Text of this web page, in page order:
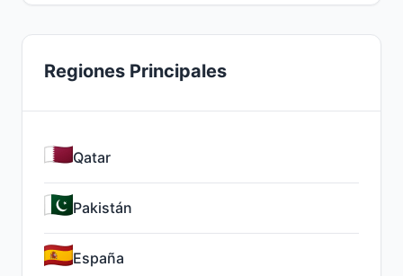
Regiones Principales
Qatar
Pakistán
España